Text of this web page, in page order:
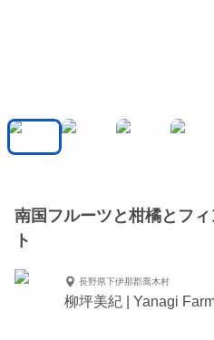
南国フルーツと柑橘とフ
ト
長野県下伊那郡喬木村
柳坪美紀 | Yanagi